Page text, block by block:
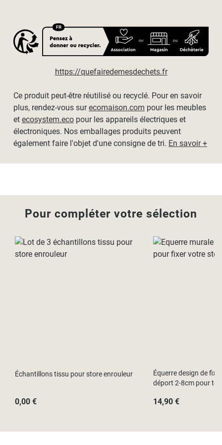
Motorisation
- Option proposée pour les stores deplus de 80cm de
Moteur silencieuxgaranti 5 ans
Aucun branchement électriquen'est à prévoir, le kit
fonctionne à l'aide d'une pile au lithium rechargeable sur
secteur.
Pour connaitre la largeur totale du store, ajoutez 4cm
(correspondant à la dimension des mécanismes) à la
largeur du tissu.
le store est entièrement descendu pour le rendu esthétique et le
maintien du tissu. Merci de tenir compte de cela dans le choix
Un doute sur le coloris, l'effet tissu, l'opacité ? Commandez
https://quefairedemesdechets.fr
Ce produit peut-être réutilisé ou recyclé. Pour en savoir
plus, rendez-vous surecomaison.com pour les meubles
et ecosystem.eco pour les appareils électriques et
électroniques. Nos emballages produits peuvent
également faire l'objet d'une consigne de tri. En savoir +
Pour compléter votre sélection
Échantillons tissu pour store enrouleur
0,00 €
Équerre design de
déport 2-8cm pour
14,90 €